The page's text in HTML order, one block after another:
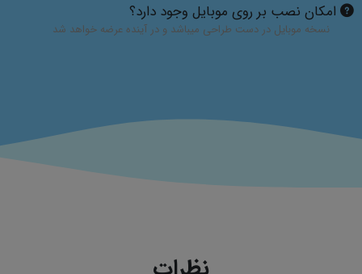
امکان نصب بر روی موبایل وجود دارد؟
نسخه موبایل در دست طراحی میباشد و در آینده عرضه خواهد شد